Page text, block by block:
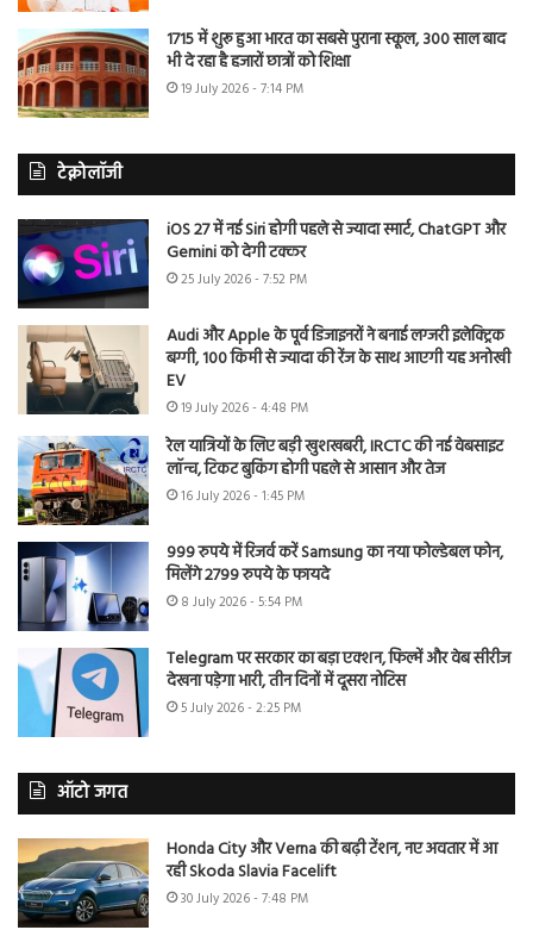
1715 में शुरू हुआ भारत का सबसे पुराना स्कूल, 300 साल बाद
भी दे रहा है हजारों छात्रों को शिक्षा
19 July 2026 - 7:14 PM
टेक्नोलॉजी
iOS 27 में नई Siri होगी पहले से ज्यादा स्मार्ट, ChatGPT और
Gemini को देगी टक्कर
25 July 2026 - 7:52 PM
Audi और Apple के पूर्व डिजाइनरों ने बनाई लग्जरी इलेक्ट्रिक
बग्गी, 100 किमी से ज्यादा की रेंज के साथ आएगी यह अनोखी
EV
19 July 2026 - 4:48 PM
रेल यात्रियों के लिए बड़ी खुशखबरी, IRCTC की नई वेबसाइट
लॉन्च, टिकट बुकिंग होगी पहले से आसान और तेज
16 July 2026 - 1:45 PM
999 रुपये में रिजर्व करें Samsung का नया फोल्डेबल फोन,
मिलेंगे 2799 रुपये के फायदे
8 July 2026 - 5:54 PM
Telegram पर सरकार का बड़ा एक्शन, फिल्में और वेब सीरीज
देखना पड़ेगा भारी, तीन दिनों में दूसरा नोटिस
5 July 2026 - 2:25 PM
ऑटो जगत
Honda City और Verna की बढ़ी टेंशन, नए अवतार में आ
रही Skoda Slavia Facelift
30 July 2026 - 7:48 PM